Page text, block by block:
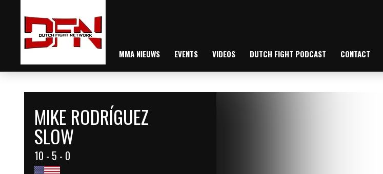
MMA NIEUWS EVENTS VIDEOS DUTCH FIGHT PODCAST CONTACT
MIKE RODRÍGUEZ
SLOW
10 - 5 - 0